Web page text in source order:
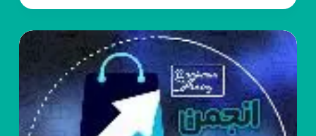
فقط
عمده
تولیدی
پوشاک
الماس
عمده
از
تولید